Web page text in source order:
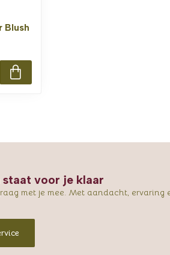
Blush
staat voor je klaar
met je mee. Met aandacht, ervaring